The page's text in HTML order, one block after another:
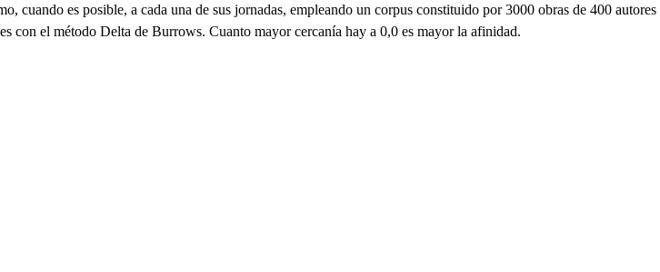
cuando es posible, a cada una de sus jornadas, empleando un corpus constituido por 3000 obras de 400 autores
con el método Delta de Burrows. Cuanto mayor cercanía hay a 0,0 es mayor la afinidad.